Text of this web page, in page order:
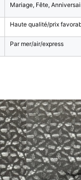
Mariage, Fête,
Haute qualité/prix
Par mer/air/express